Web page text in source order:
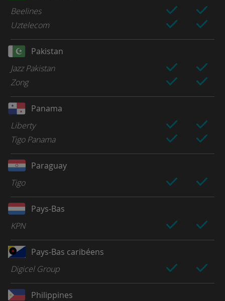
Beelines
Uztelecom
Pakistan
Jazz Pakistan
Zong
Panama
Liberty
Tigo Panama
Paraguay
Tigo
Pays-Bas
KPN
Pays-Bas caribéens
Digicel Group
Philippines